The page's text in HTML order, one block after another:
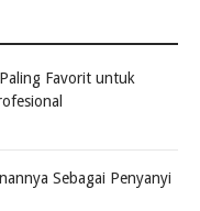
Favorit untuk
Sebagai Penyanyi